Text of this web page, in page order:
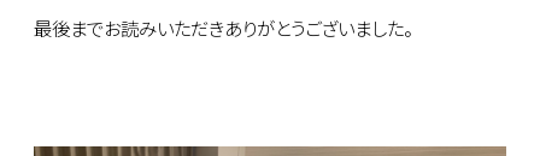
最後までお読みいただきありがとうございました。